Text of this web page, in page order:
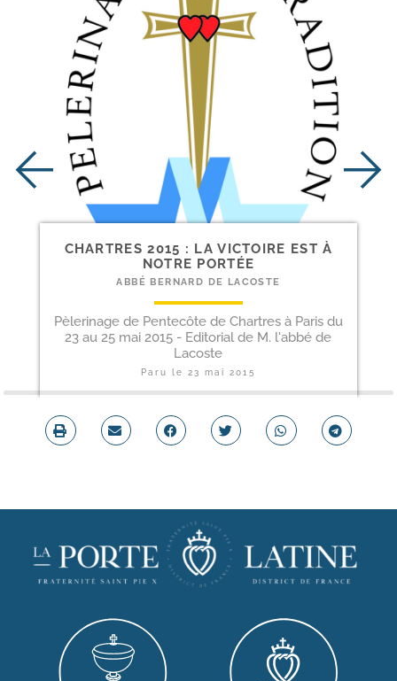
CHARTRES 2015 : LA VICTOIRE EST À
NOTRE PORTÉE
ABBÉ BERNARD DE LACOSTE
Pèlerinage de Pentecôte de Chartres à Paris du
23 au 25 mai 2015 - Editorial de M. l'abbé de
Lacoste
Paru le23 mai 2015